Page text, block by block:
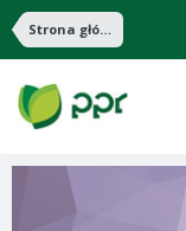
Strona główna